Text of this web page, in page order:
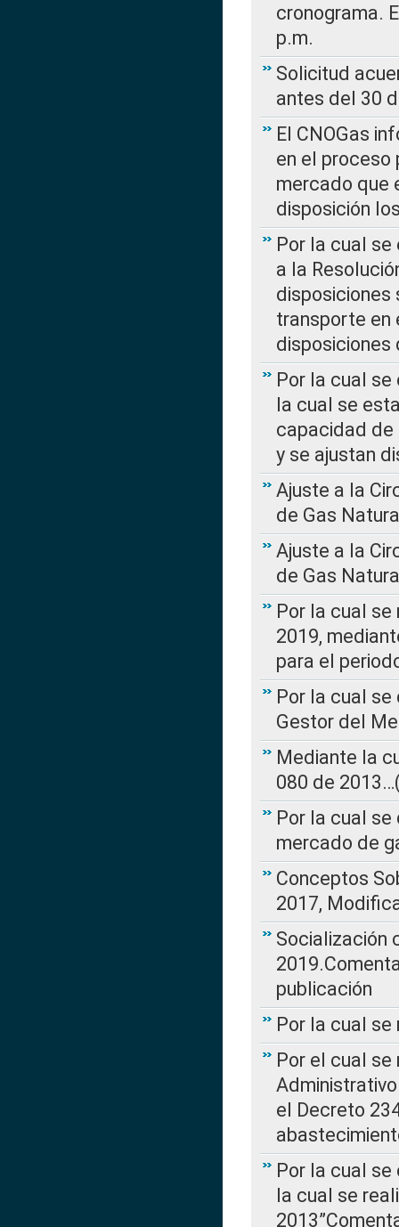
cronograma.
p.m.
Solicitud
antes del 30
El CNOGas
en el
mercado que
disposición
Por la cual se
a la
disposiciones
transporte en
disposiciones
Por la cual se
la cual se
capacidad de
y se ajustan
Ajuste a la
de Gas
Ajuste a la
de Gas
Por la cual se
2019,
para el
Por la cual
Gestor del
Mediante la
080 de
Por la cual
mercado de
Conceptos
2017,
Socialización
publicación
Por la cual se
Por el cual
el Decreto
Por la cual se
la cual se